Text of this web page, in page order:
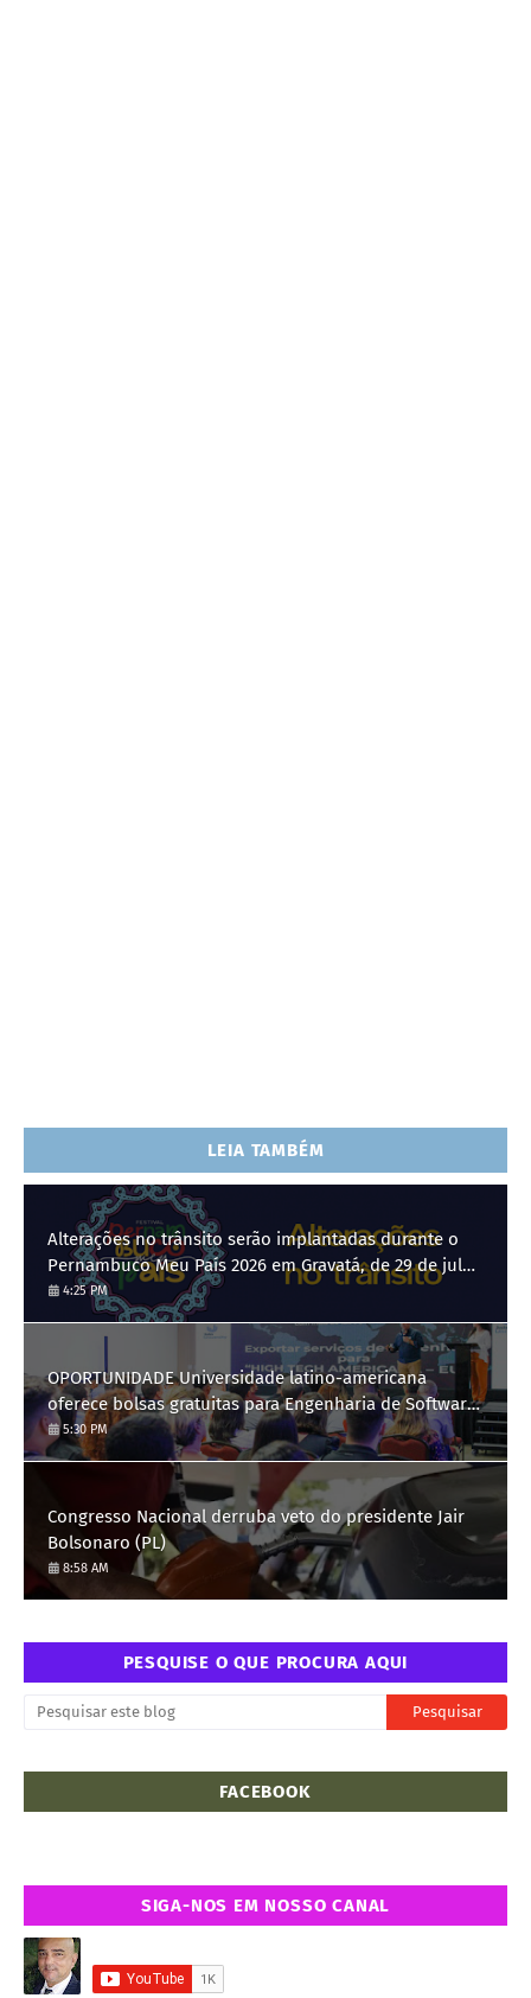
LEIA TAMBÉM
Alterações no trânsito serão implantadas durante o
Pernambuco Meu País 2026 em Gravatá, de 29 de julho
a 3 de agosto
4:25 PM
OPORTUNIDADE Universidade latino-americana
oferece bolsas gratuitas para Engenharia de Software;
saiba como se candidatar
5:30 PM
Congresso Nacional derruba veto do presidente Jair
Bolsonaro (PL)
8:58 AM
PESQUISE O QUE PROCURA AQUI
FACEBOOK
SIGA-NOS EM NOSSO CANAL